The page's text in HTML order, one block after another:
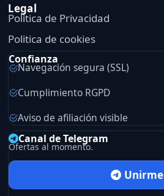
Legal
Politica de Privacidad
Politica de cookies
Confianza
Navegación segura (SSL)
Cumplimiento RGPD
Aviso de afiliación visible
Canal de Telegram
Ofertas al momento.
Unirme